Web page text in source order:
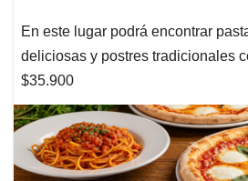
En este lugar podrá encontrar
deliciosas y postres tradicionales
$35.900